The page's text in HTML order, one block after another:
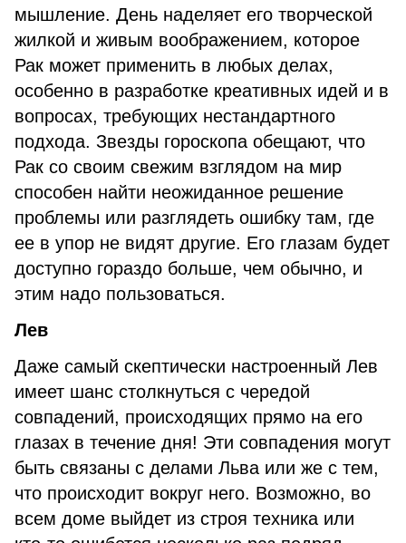
мышление. День наделяет его творческой
жилкой и живым воображением, которое
Рак может применить в любых делах,
особенно в разработке креативных идей и в
вопросах, требующих нестандартного
подхода. Звезды гороскопа обещают, что
Рак со своим свежим взглядом на мир
способен найти неожиданное решение
проблемы или разглядеть ошибку там, где
ее в упор не видят другие. Его глазам будет
доступно гораздо больше, чем обычно, и
этим надо пользоваться.
Лев
Даже самый скептически настроенный Лев
имеет шанс столкнуться с чередой
совпадений, происходящих прямо на его
глазах в течение дня! Эти совпадения могут
быть связаны с делами Льва или же с тем,
что происходит вокруг него. Возможно, во
всем доме выйдет из строя техника или